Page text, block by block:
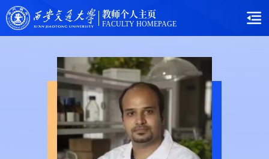
教师个人主页
FACULTY HOMEPAGE